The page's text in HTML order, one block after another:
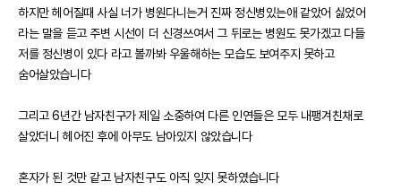
하지만 헤어질때 사실 너가 병원다니는거 진짜 정신병있는애 같았어 싫었어
라는 말을 듣고 주변 시선이 더 신경쓰여서 그 뒤로는 병원도 못가겠고 다들
저를 정신병이 있다 라고 볼까봐 우울해하는 모습도 보여주지 못하고
숨어살았습니다
그리고 6년간 남자친구가 제일 소중하여 다른 인연들은 모두 내팽겨친채로
살았더니 헤어진 후에 아무도 남아있지 않았습니다
혼자가 된 것만 같고 남자친구도 아직 잊지 못하였습니다